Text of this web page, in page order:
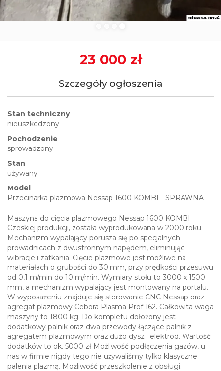
23 000 zł
Szczegóły ogłoszenia
Stan techniczny
nieuszkodzony
Pochodzenie
sprowadzony
Stan
używany
Model
Przecinarka plazmowa Nessap 1600 KOMBI - SPRAWNA
Maszyna do cięcia plazmowego Nessap 1600 KOMBI
Czeskiej produkcji, została wyprodukowana w 2000 roku.
Mechanizm wypalający porusza się po specjalnych
prowadnicach z dwustronnym napędem, eliminując
wibracje i zatkania. Cięcie plazmowe jest możliwe na
materiałach o grubości do 30 mm, przy prędkości przesuwu
od 0,1 m/min do 10 m/min. Wymiary stołu to 3000 x 1500
mm, a mechanizm wypalający jest montowany na portalu.
W wyposażeniu znajduje się sterowanie CNC Nessap oraz
agregat plazmowy Cebora Plasma Prof 162. Całkowita waga
maszyny to 1800 kg. Do kompletu dołożony jest
dodatkowy palnik oraz dwa przewody łączące palnik z
agregatem plazmowym oraz dużo dysz i elektrod. Wartość
dodatków to ok. 5000 zł Możliwość podłączenia gazów, u
nas w firmie nigdy tego nie używaliśmy tylko klasyczne
palenia plazmą. Możliwość przeszkolenie z obsługi.